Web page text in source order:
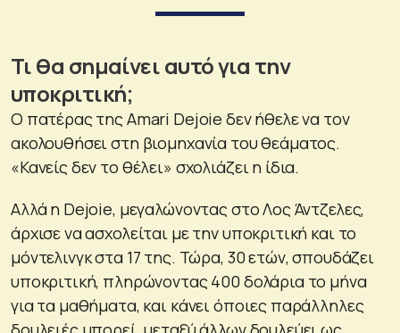
Τι θα σημαίνει αυτό για την
υποκριτική;
Ο πατέρας της Amari Dejoie δεν ήθελε να τον
ακολουθήσει στη βιομηχανία του θεάματος.
«Κανείς δεν το θέλει» σχολιάζει η ίδια.
Αλλά η Dejoie, μεγαλώνοντας στο Λος Άντζελες,
άρχισε να ασχολείται με την υποκριτική και το
μόντελινγκ στα 17 της. Τώρα, 30 ετών, σπουδάζει
υποκριτική, πληρώνοντας 400 δολάρια το μήνα
για τα μαθήματα, και κάνει όποιες παράλληλες